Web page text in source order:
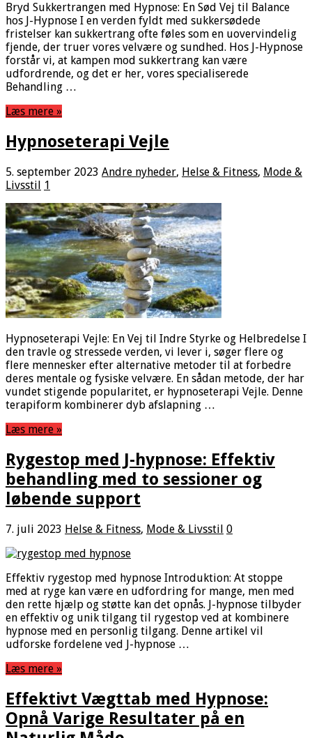
Bryd Sukkertrangen med Hypnose: En Sød Vej til Balance
hos J-Hypnose I en verden fyldt med sukkersødede
fristelser kan sukkertrang ofte føles som en uovervindelig
fjende, der truer vores velvære og sundhed. Hos J-Hypnose
forstår vi, at kampen mod sukkertrang kan være
udfordrende, og det er her, vores specialiserede
Behandling …
Læs mere »
Hypnoseterapi Vejle
5. september 2023 Andre nyheder, Helse & Fitness, Mode &
Livsstil
1
Hypnoseterapi Vejle: En Vej til Indre Styrke og Helbredelse I
den travle og stressede verden, vi lever i, søger flere og
flere mennesker efter alternative metoder til at forbedre
deres mentale og fysiske velvære. En sådan metode, der har
vundet stigende popularitet, er hypnoseterapi Vejle. Denne
terapiform kombinerer dyb afslapning …
Læs mere »
Rygestop med J-hypnose: Effektiv
behandling med to sessioner og
løbende support
7. juli 2023 Helse & Fitness, Mode & Livsstil 0
Effektiv rygestop med hypnose Introduktion: At stoppe
med at ryge kan være en udfordring for mange, men med
den rette hjælp og støtte kan det opnås. J-hypnose tilbyder
en effektiv og unik tilgang til rygestop ved at kombinere
hypnose med en personlig tilgang. Denne artikel vil
udforske fordelene ved J-hypnose …
Læs mere »
Effektivt Vægttab med Hypnose:
Opnå Varige Resultater på en